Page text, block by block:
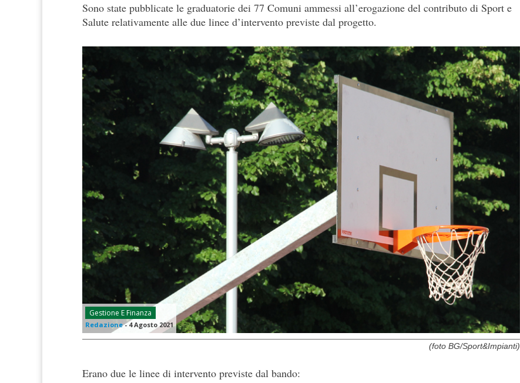
Sono state pubblicate le graduatorie dei 77 Comuni ammessi all’erogazione del contributo di Sport e
Salute relativamente alle due linee d’intervento previste dal progetto.
Gestione E Finanza
Redazione-4 Agosto 2021
(foto BG/Sport&Impianti)
Erano due le linee di intervento previste dal bando: